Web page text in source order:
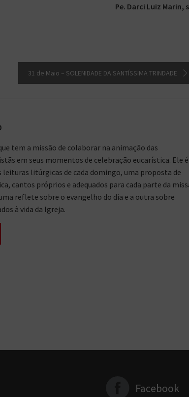
Pe. Darci Luiz Marin,
31 de Maio – SOLENIDADE DA SANTÍSSIMA TRINDADE
tem a missão de colaborar na animação das
em seus momentos de celebração eucarística. Ele é
litúrgicas de cada domingo, uma proposta de
cantos próprios e adequados para cada parte da
reflete sobre o evangelho do dia e a outra sobre
à vida da Igreja.
Facebook